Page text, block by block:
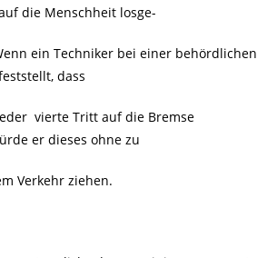
die Menschheit losge-
ein Techniker bei einer behördlichen
dass
vierte Tritt auf die Bremse
er dieses ohne zu
Verkehr ziehen.